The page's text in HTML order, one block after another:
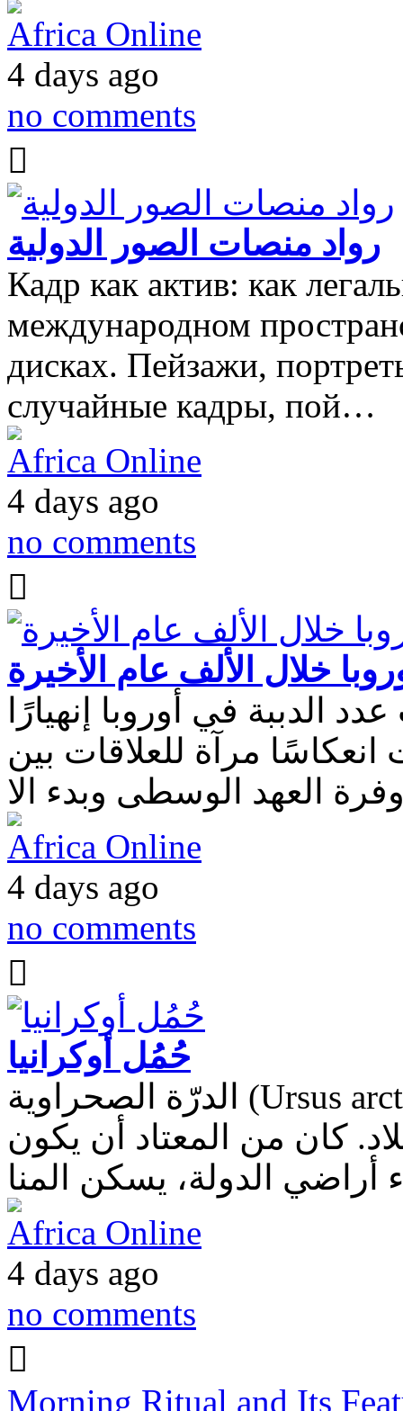
Africa Online
4 days ago
no comments
رواد منصات الصور الدولية
Кадр как актив: как
международном
дисках. Пейзажи,
случайные кадры, пой…
Africa Online
4 days ago
no comments
خلال الألف عام الأخيرة
الدببة في أوروبا إنهيارًا
انعكاسًا مرآة للعلاقات بين
Africa Online
4 days ago
no comments
حُمُل أوكرانيا
الدرّة الصحراوية (Ursus arctos) هي أكبر مفترس يعيش على أرض أوكرانيا،
كان من المعتاد أن يكون
Africa Online
4 days ago
no comments
Morning Ritual and Its